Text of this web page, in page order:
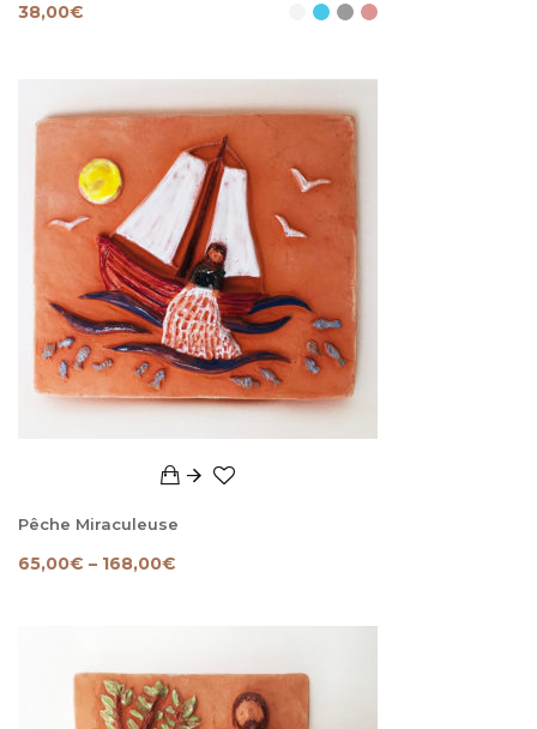
38,00€
Pêche Miraculeuse
65,00€ – 168,00€